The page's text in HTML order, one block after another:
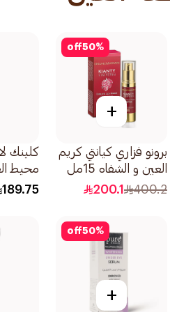
50%
off
+
برونو فزاري كيانتي كريم
العين و الشفاه 15مل
400.2
200.1
كلينك
محيط
وليلي 10مل
189.75
50%
off
+